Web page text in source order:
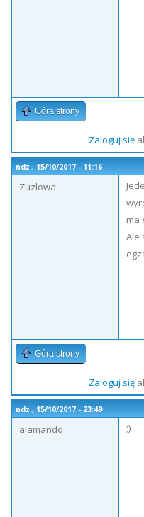
Góra strony
Zaloguj się
ndz., 15/10/2017 - 11:16
Zuzlowa
ma
Ale
Góra strony
Zaloguj się
ndz., 15/10/2017 - 23:49
alamando
;)